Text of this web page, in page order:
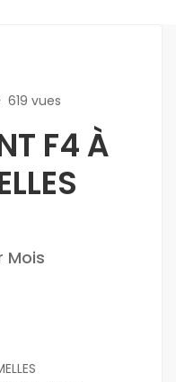
619 vues
F4 À
Mois